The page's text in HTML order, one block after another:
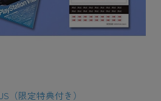
（限定特典付き）